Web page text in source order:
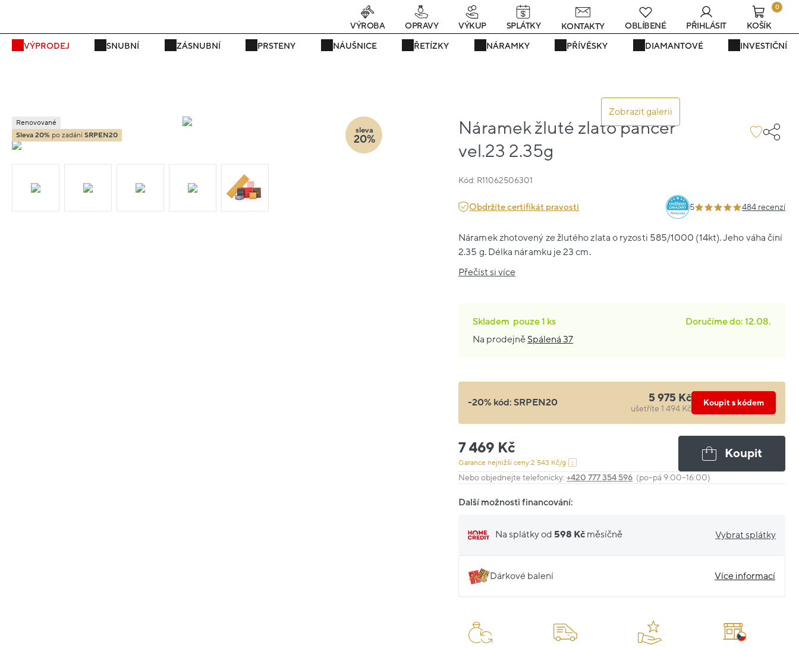
Právě teď! - 20 % na vše! Kód: SRPEN20 22 dní : 7h : 38m : 23s
VÝPRODEJ SNUBNÍ ZÁSNUBNÍ PRSTENY NÁUŠNICE ŘETÍZKY NÁRAMKY PŘÍVĚSKY DIAMANTOVÉ INVESTIČNÍ
VÝROBA OPRAVY VÝKUP SPLÁTKY KONTAKTY OBLÍBENÉ PŘIHLÁSIT
0
KOŠÍK
Zobrazit galerii
Náramek žluté zlato pancer
vel.23 2.35g
Kód: R11062506301
Renovované
Sleva 20% po zadání SRPEN20
sleva
20%
Obdržíte certifikát pravosti 5 484 recenzí
Náramek zhotovený ze žlutého zlata o ryzosti 585/1000 (14kt). Jeho váha činí
2.35 g. Délka náramku je 23 cm.
Přečíst si více
Skladem pouze1 ks
Doručíme do: 12.08.
Na prodejně Spálená 37
-20% kód:SRPEN20 5 975 Kč
ušetříte 1 494 Kč
Koupit s kódem
7 469 Kč
Garance nejnižší ceny:2 543 Kč/g
Koupit
Nebo objednejte telefonicky:+420 777 354 596 (po–pá 9:00–16:00)
Další možnosti financování:
Na splátky od 598 Kč měsíčně Vybrat splátky
Dárkové balení Více informací